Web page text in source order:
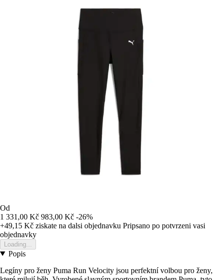
Od
1 331,00 Kč 983,00 Kč -26%
+49,15 Kč ziskate na dalsi objednavku Pripsano po potvrzeni vasi
objednavky
Loading...
Popis
Legíny pro ženy Puma Run Velocity jsou perfektní volbou pro ženy,